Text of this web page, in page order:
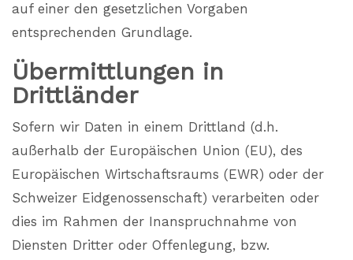
auf einer den gesetzlichen Vorgaben
entsprechenden Grundlage.
Übermittlungen in
Drittländer
Sofern wir Daten in einem Drittland (d.h.
außerhalb der Europäischen Union (EU), des
Europäischen Wirtschaftsraums (EWR) oder der
Schweizer Eidgenossenschaft) verarbeiten oder
dies im Rahmen der Inanspruchnahme von
Diensten Dritter oder Offenlegung, bzw.